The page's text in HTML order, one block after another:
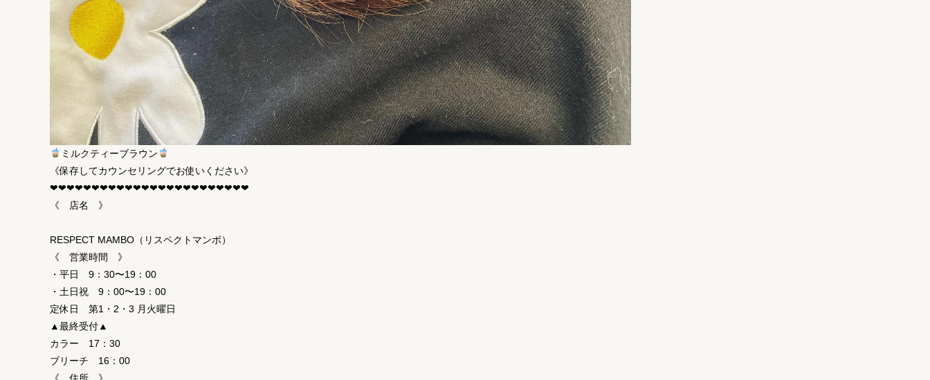
ミルクティーブラウン
《保存してカウンセリングでお使いください》
❤︎❤︎❤︎❤︎❤︎❤︎❤︎❤︎❤︎❤︎❤︎❤︎❤︎❤︎❤︎❤︎❤︎❤︎❤︎❤︎❤︎❤︎❤︎❤︎
《 店名 》
RESPECT MAMBO（リスペクトマンボ）
《 営業時間 》
・平日 9：30〜19：00
・土日祝 9：00〜19：00
定休日 第1・2・3 月火曜日
▲最終受付▲
カラー 17：30
ブリーチ 16：00